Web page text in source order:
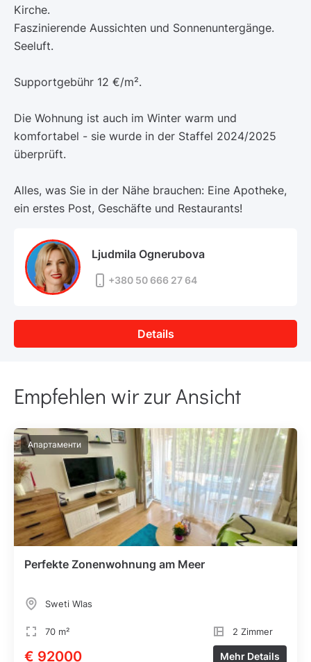
Kirche.
Faszinierende Aussichten und Sonnenuntergänge.
Seeluft.
Supportgebühr 12 €/m².
Die Wohnung ist auch im Winter warm und
komfortabel - sie wurde in der Staffel 2024/2025
überprüft.
Alles, was Sie in der Nähe brauchen: Eine Apotheke,
ein erstes Post, Geschäfte und Restaurants!
Ljudmila Ognerubova
+380 50 666 27 64
Details
Empfehlen wir zur Ansicht
Апартаменти
Perfekte Zonenwohnung am Meer
Sweti Wlas
70 m² 2 Zimmer
€ 92000 Mehr Details